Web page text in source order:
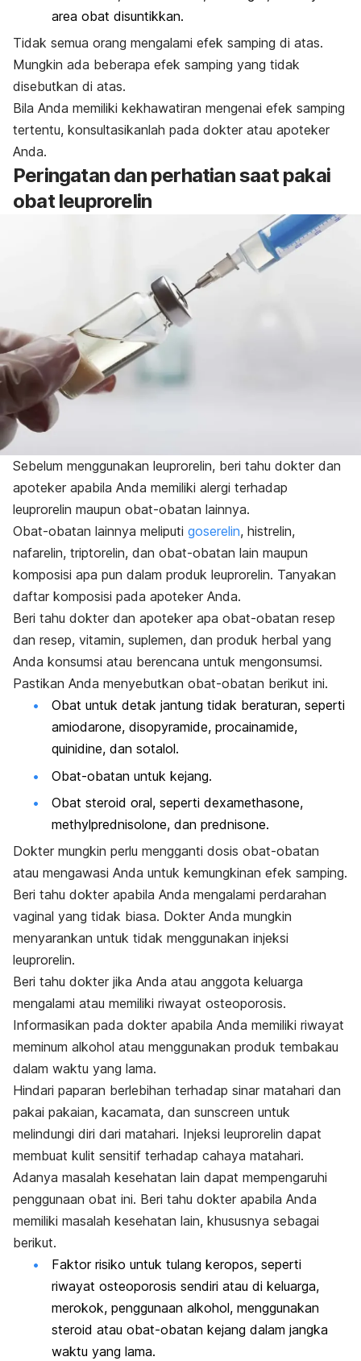
area obat disuntikkan.
Tidak semua orang mengalami efek samping di atas.
Mungkin ada beberapa efek samping yang tidak
disebutkan di atas.
Bila Anda memiliki kekhawatiran mengenai efek samping
tertentu, konsultasikanlah pada dokter atau apoteker
Anda.
Peringatan dan perhatian saat pakai
obat leuprorelin
Sebelum menggunakan leuprorelin, beri tahu dokter dan
apoteker apabila Anda memiliki alergi terhadap
leuprorelin maupun obat-obatan lainnya.
Obat-obatan lainnya meliputi goserelin, histrelin,
nafarelin, triptorelin, dan obat-obatan lain maupun
komposisi apa pun dalam produk leuprorelin. Tanyakan
daftar komposisi pada apoteker Anda.
Beri tahu dokter dan apoteker apa obat-obatan resep
dan resep, vitamin, suplemen, dan produk herbal yang
Anda konsumsi atau berencana untuk mengonsumsi.
Pastikan Anda menyebutkan obat-obatan berikut ini.
Obat untuk detak jantung tidak beraturan, seperti
amiodarone, disopyramide, procainamide,
quinidine, dan sotalol.
Obat-obatan untuk kejang.
Obat steroid oral, seperti dexamethasone,
methylprednisolone, dan prednisone.
Dokter mungkin perlu mengganti dosis obat-obatan
atau mengawasi Anda untuk kemungkinan efek samping.
Beri tahu dokter apabila Anda mengalami perdarahan
vaginal yang tidak biasa. Dokter Anda mungkin
menyarankan untuk tidak menggunakan injeksi
leuprorelin.
Beri tahu dokter jika Anda atau anggota keluarga
mengalami atau memiliki riwayat osteoporosis.
Informasikan pada dokter apabila Anda memiliki riwayat
meminum alkohol atau menggunakan produk tembakau
dalam waktu yang lama.
Hindari paparan berlebihan terhadap sinar matahari dan
pakai pakaian, kacamata, dan sunscreen untuk
melindungi diri dari matahari. Injeksi leuprorelin dapat
membuat kulit sensitif terhadap cahaya matahari.
Adanya masalah kesehatan lain dapat mempengaruhi
penggunaan obat ini. Beri tahu dokter apabila Anda
memiliki masalah kesehatan lain, khususnya sebagai
berikut.
Faktor risiko untuk tulang keropos, seperti
riwayat osteoporosis sendiri atau di keluarga,
merokok, penggunaan alkohol, menggunakan
steroid atau obat-obatan kejang dalam jangka
waktu yang lama.